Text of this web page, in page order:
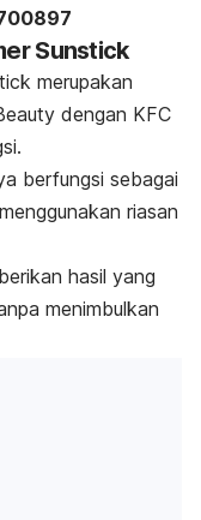
Sunstick
merupakan
dengan KFC
berfungsi sebagai
riasan
hasil yang
menimbulkan